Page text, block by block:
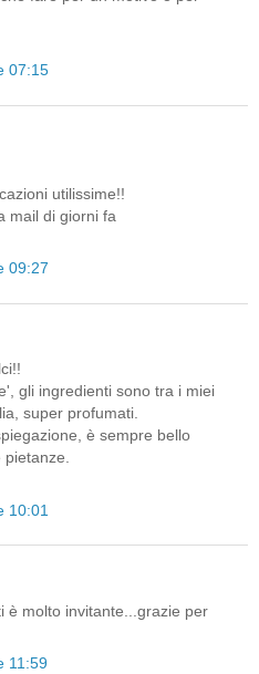
07:15
utilissime!!
mail di giorni fa
09:27
gli ingredienti sono tra i miei
super profumati.
è sempre bello
pietanze.
10:01
è molto invitante...grazie per
11:59